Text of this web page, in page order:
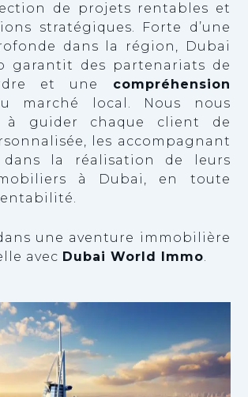
de projets rentables et
stratégiques. Forte d’une
dans la région, Dubai
garantit des partenariats de
et une compréhension
marché local. Nous nous
à guider chaque client de
les accompagnant
la réalisation de leurs
à Dubai, en toute
une aventure immobilière
avec Dubai World Immo